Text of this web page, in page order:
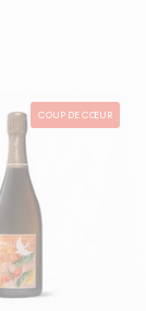
COUP DE CŒUR